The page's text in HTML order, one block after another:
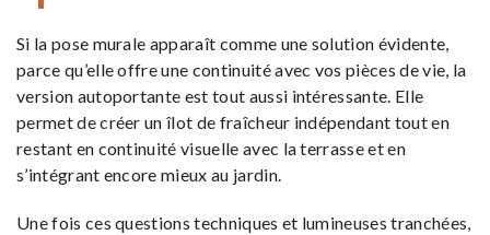
Si la pose murale apparaît comme une solution évidente,
parce qu’elle offre une continuité avec vos pièces de vie, la
version autoportante est tout aussi intéressante. Elle
permet de créer un îlot de fraîcheur indépendant tout en
restant en continuité visuelle avec la terrasse et en
s’intégrant encore mieux au jardin.
Une fois ces questions techniques et lumineuses tranchées,